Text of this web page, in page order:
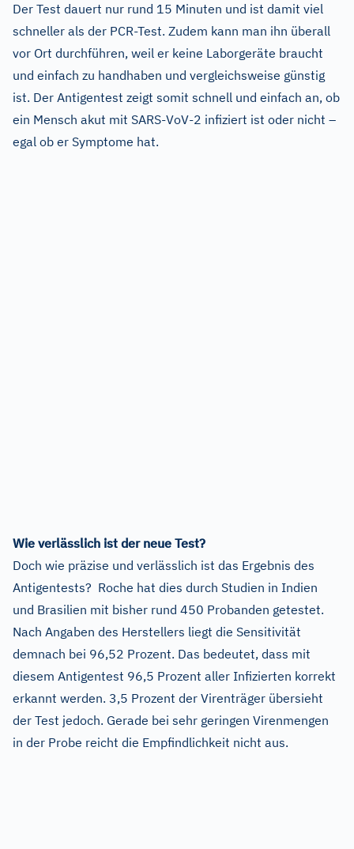
Der Test dauert nur rund 15 Minuten und ist damit viel
schneller als der PCR-Test. Zudem kann man ihn überall
vor Ort durchführen, weil er keine Laborgeräte braucht
und einfach zu handhaben und vergleichsweise günstig
ist. Der Antigentest zeigt somit schnell und einfach an, ob
ein Mensch akut mit SARS-VoV-2 infiziert ist oder nicht –
egal ob er Symptome hat.
Wie verlässlich ist der neue Test?
Doch wie präzise und verlässlich ist das Ergebnis des
Antigentests? Roche hat dies durch Studien in Indien
und Brasilien mit bisher rund 450 Probanden getestet.
Nach Angaben des Herstellers liegt die Sensitivität
demnach bei 96,52 Prozent. Das bedeutet, dass mit
diesem Antigentest 96,5 Prozent aller Infizierten korrekt
erkannt werden. 3,5 Prozent der Virenträger übersieht
der Test jedoch. Gerade bei sehr geringen Virenmengen
in der Probe reicht die Empfindlichkeit nicht aus.